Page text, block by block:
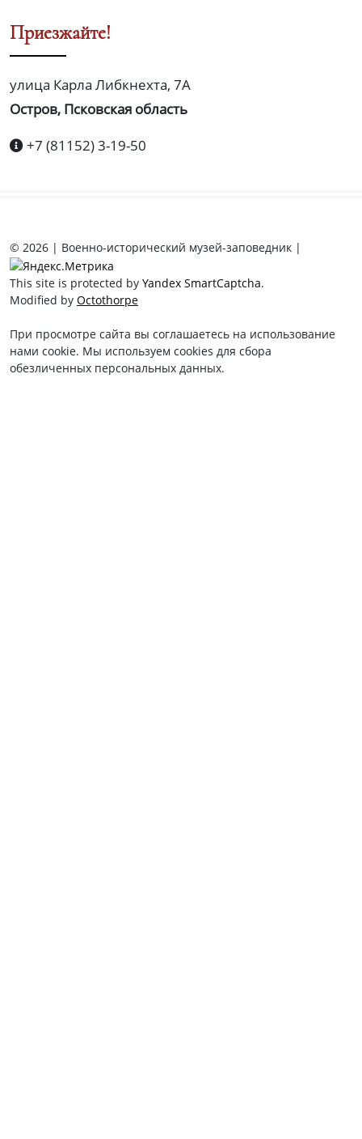
Приезжайте!
улица Карла Либкнехта, 7А
Остров, Псковская область
+7 (81152) 3-19-50
© 2026 | Военно-исторический музей-заповедник |
This site is protected by Yandex SmartCaptcha.
Modified by Octothorpe
При просмотре сайта вы соглашаетесь на использование
нами cookie. Мы используем cookies для сбора
обезличенных персональных данных.